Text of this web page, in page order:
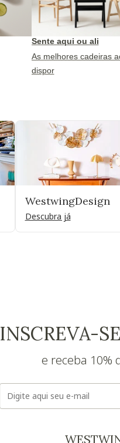
Sente aqui ou ali
As melhores cadeiras
dispor
WestwingDesign
Descubra já
INSCREVA-
e receba 10%